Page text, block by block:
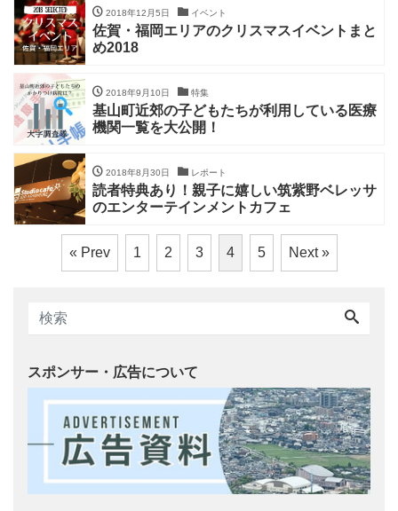
2018年12月5日 イベント
佐賀・福岡エリアのクリスマスイベントまと
め2018
2018年9月10日 特集
基山町近郊の子どもたちが利用している医療
機関一覧を大公開！
2018年8月30日 レポート
読者特典あり！親子に嬉しい筑紫野ベレッサ
のエンターテインメントカフェ
« Prev 1 2 3 4 5 Next »
スポンサー・広告について